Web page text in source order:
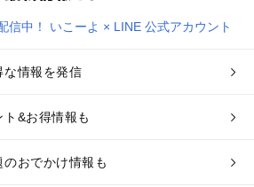
な情報を発信
&お得情報も
おでかけ情報も